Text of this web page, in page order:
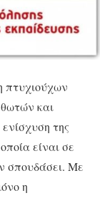
πτυχιούχων
και
της
είναι σε
σπουδάσει. Με
η